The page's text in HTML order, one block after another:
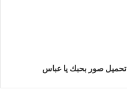
تحميل صور بحبك يا عباس